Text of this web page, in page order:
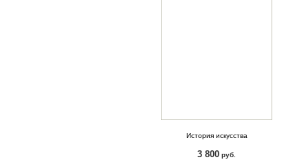
История искусства
3 800 руб.